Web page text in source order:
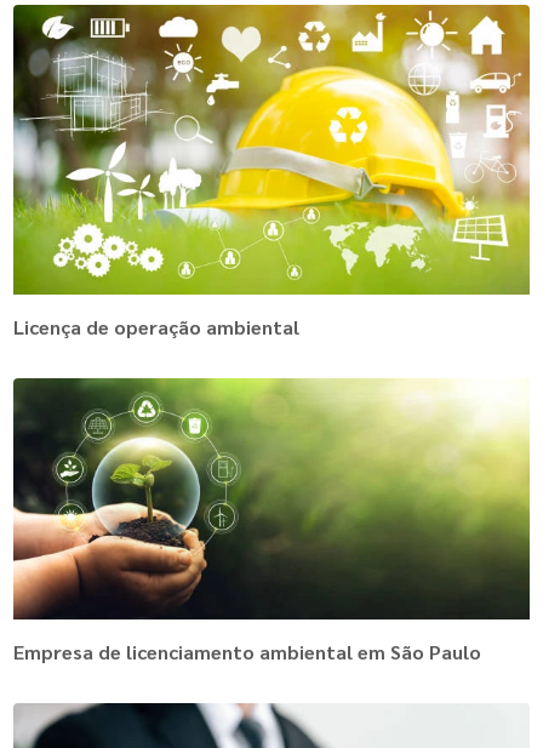
Licença de operação ambiental
Empresa de licenciamento ambiental em São Paulo